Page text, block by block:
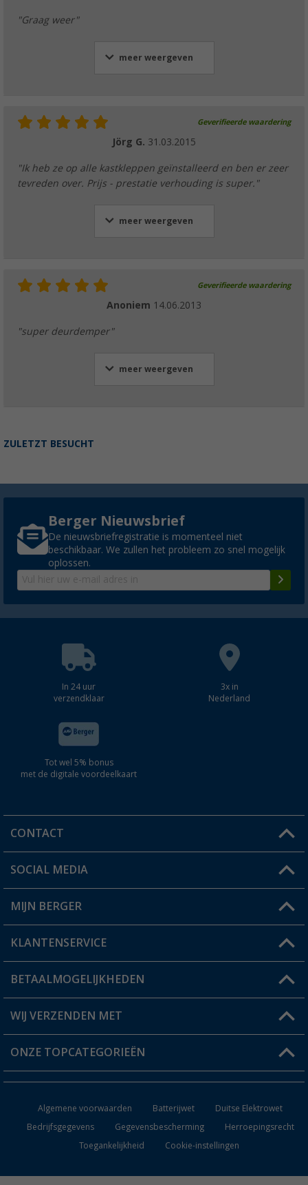
"Graag weer"
meer weergeven
Geverifieerde waardering
Jörg G. 31.03.2015
"Ik heb ze op alle kastkleppen geïnstalleerd en ben er zeer
tevreden over. Prijs - prestatie verhouding is super."
meer weergeven
Geverifieerde waardering
Anoniem 14.06.2013
"super deurdemper"
meer weergeven
ZULETZT BESUCHT
Berger Nieuwsbrief
De nieuwsbriefregistratie is momenteel niet
beschikbaar. We zullen het probleem zo snel mogelijk
oplossen.
In 24 uur
verzendklaar
3x in
Nederland
Tot wel 5% bonus
met de digitale voordeelkaart
CONTACT
Een vraag?
Winkel vinden
SOCIAL MEDIA
MIJN BERGER
Mijn account
Status bestelling
Verlanglijstje
KLANTENSERVICE
FAQ & Contact
Verzendinformatie
Catalogus
BETAALMOGELIJKHEDEN
WIJ VERZENDEN MET
ONZE TOPCATEGORIEËN
Campingmeubilair
Campingtoiletten
Algemene voorwaarden Batterijwet
Duitse Elektrowet
Bedrijfsgegevens
Gegevensbescherming
Herroepingsrecht
Toegankelijkheid
Cookie-instellingen